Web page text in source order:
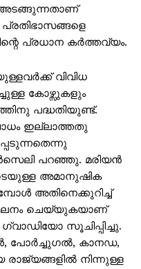
അടങ്ങുന്നതാണ്
പ്രധാന കര്‍ത്തവ്യം.
വിവിധ
കോഴ്സുകളും
പദ്ധതിയുണ്ട്.
ഇല്ലാത്തതു
പറഞ്ഞു. മരിയന്‍
അമാനുഷിക
അതിനെക്കുറിച്ച്
ചെയ്യുകയാണ്
സൂചിപ്പിച്ചു.
പോര്‍ച്ചുഗല്‍, കാനഡ,
രാജ്യങ്ങളില്‍ നിന്നുള്ള